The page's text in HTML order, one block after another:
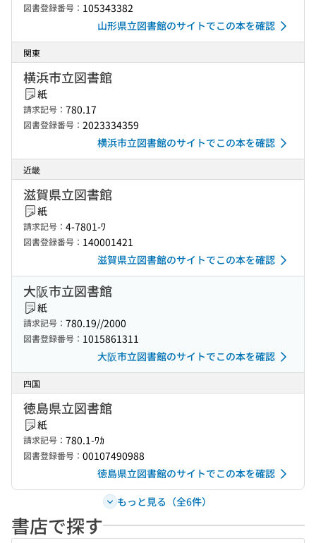
図書登録番号： 105343382
山形県立図書館のサイトでこの本を確認
関東
横浜市立図書館
紙
請求記号： 780.17
図書登録番号： 2023334359
横浜市立図書館のサイトでこの本を確認
近畿
滋賀県立図書館
紙
請求記号： 4-7801-ﾜ
図書登録番号： 140001421
滋賀県立図書館のサイトでこの本を確認
大阪市立図書館
紙
請求記号： 780.19//2000
図書登録番号： 1015861311
大阪市立図書館のサイトでこの本を確認
四国
徳島県立図書館
紙
請求記号： 780.1-ﾜｶ
図書登録番号： 00107490988
徳島県立図書館のサイトでこの本を確認
もっと見る（全6件）
書店で探す